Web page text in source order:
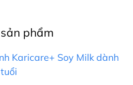
phẩm
Karicare+ Soy Milk dành